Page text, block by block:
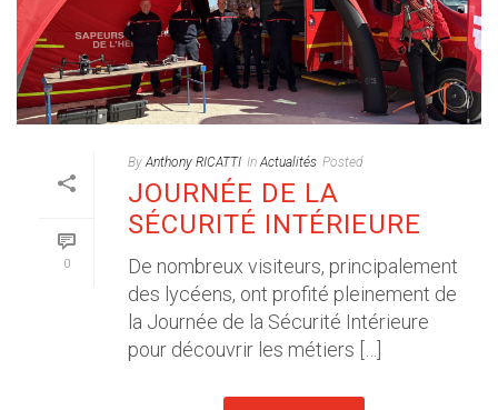
0
By Anthony RICATTI In Actualités Posted
JOURNÉE DE LA
SÉCURITÉ INTÉRIEURE
De nombreux visiteurs, principalement
des lycéens, ont profité pleinement de
la Journée de la Sécurité Intérieure
pour découvrir les métiers […]